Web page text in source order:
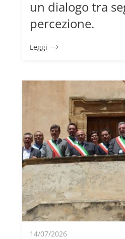
un dialogo tra
percezione.
Leggi
14/07/2026